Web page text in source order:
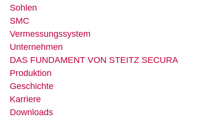
Sohlen
SMC
Vermessungssystem
Unternehmen
DAS FUNDAMENT VON STEITZ SECURA
Produktion
Geschichte
Karriere
Downloads